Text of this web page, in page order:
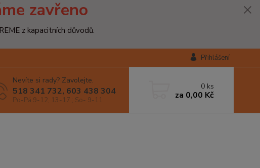
zavřeno
z kapacitních důvodů.
Přihlášení
Nevíte si rady? Zavolejte.
518 341 732, 603 438 304
Po-Pá 9-12, 13-17 ; So- 9-11
0 ks
za 0,00 Kč